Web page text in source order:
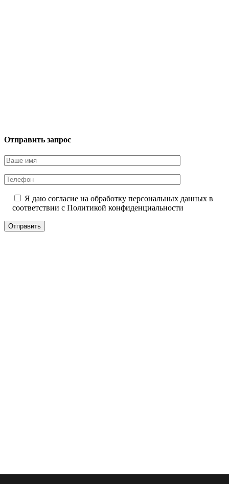
Отправить запрос
Я даю согласие на обработку персональных данных в
соответствии с Политикой конфиденциальности